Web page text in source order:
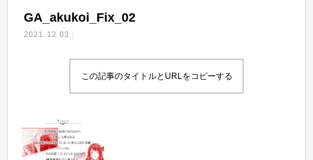
GA_akukoi_Fix_02
2021.12.03
この記事のタイトルとURLをコピーする